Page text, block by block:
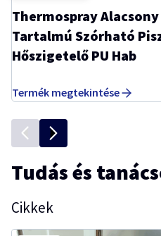
Thermospray Alacsony
Tartalmú Szórható
Hőszigetelő PU Hab
Termék megtekintése
Tudás és
Cikkek